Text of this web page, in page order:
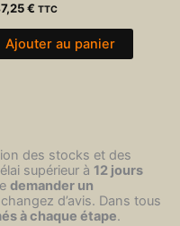
€ TTC
Ajouter au panier
des stocks et des
supérieur à 12 jours
demander un
d’avis. Dans tous
à chaque étape.